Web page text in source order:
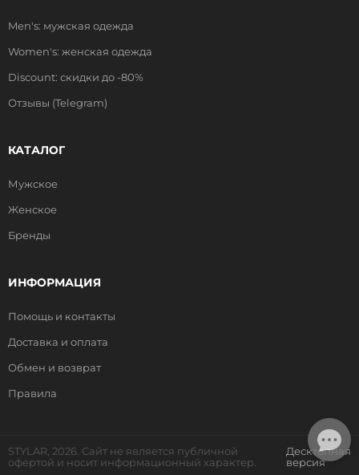
Men's: мужская одежда
Women's: женская одежда
Discount: скидки до -80%
Отзывы (Telegram)
КАТАЛОГ
Мужское
Женское
Бренды
ИНФОРМАЦИЯ
Помощь и контакты
Доставка и оплата
Обмен и возврат
Правила
STYLAR, 2026. Сайт не является публичной
офертой и носит информационный характер.
Десктопная
версия